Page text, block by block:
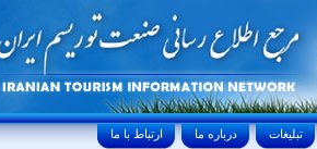
ارتباط با ما درباره ما تبليغات